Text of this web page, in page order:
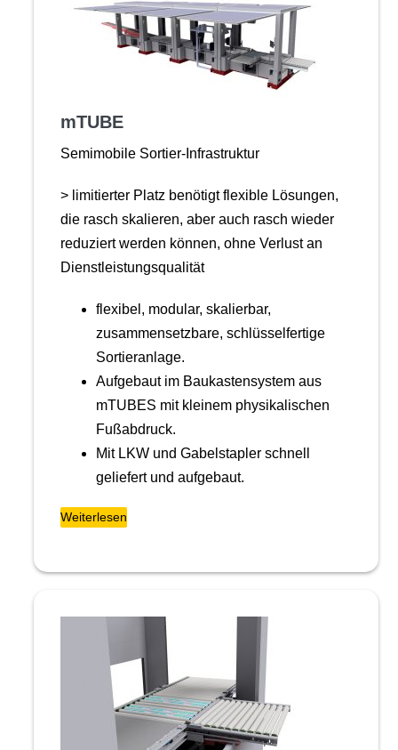
mTUBE
Semimobile Sortier-Infrastruktur
> limitierter Platz benötigt flexible Lösungen,
die rasch skalieren, aber auch rasch wieder
reduziert werden können, ohne Verlust an
Dienstleistungsqualität
flexibel, modular, skalierbar,
zusammensetzbare, schlüsselfertige
Sortieranlage.
Aufgebaut im Baukastensystem aus
mTUBES mit kleinem physikalischen
Fußabdruck.
Mit LKW und Gabelstapler schnell
geliefert und aufgebaut.
Weiterlesen